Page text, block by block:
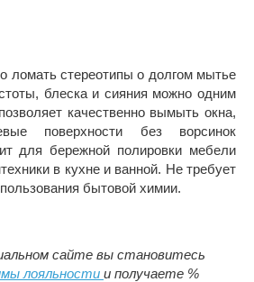
ломать стереотипы о долгом мытье
блеска и сияния можно одним
качественно вымыть окна,
поверхности без ворсинок
для бережной полировки мебели
в кухне и ванной. Не требует
бытовой химии.
сайте вы становитесь
лояльности и получаете %